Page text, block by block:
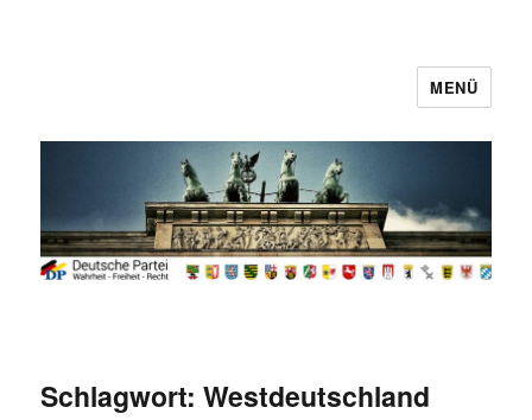
MENÜ
Schlagwort:Westdeutschland